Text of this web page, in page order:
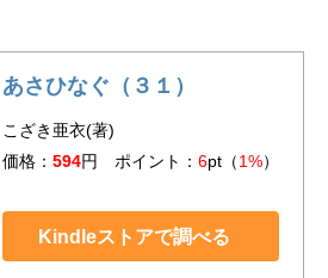
あさひなぐ（３１）
こざき亜衣(著)
価格： 594円 ポイント： 6pt（1%）
Kindleストアで調べる